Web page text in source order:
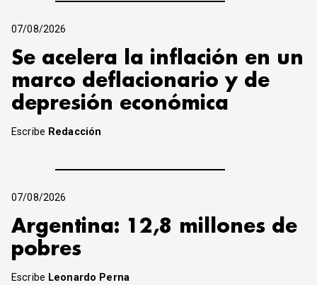
07/08/2026
Se acelera la inflación en un
marco deflacionario y de
depresión económica
Escribe Redacción
07/08/2026
Argentina: 12,8 millones de
pobres
Escribe Leonardo Perna